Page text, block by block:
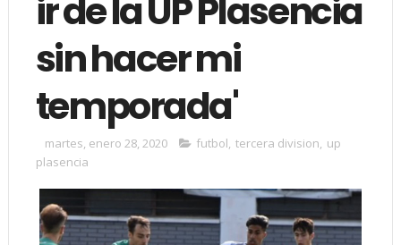
ir de la UP Plasencia
sin hacer mi
temporada'
martes, enero 28, 2020 futbol, tercera division, up
plasencia